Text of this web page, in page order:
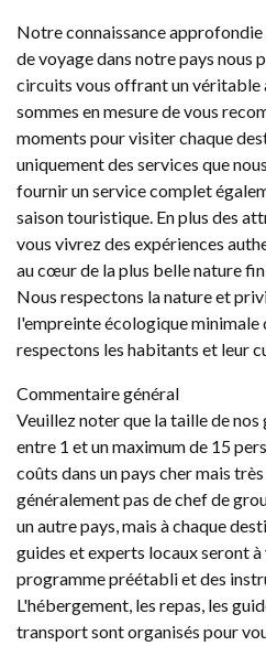
Notre connaissance
de voyage dans notre pays nous
circuits vous offrant un véritable
sommes en mesure de vous
moments pour visiter chaque
uniquement des services que
fournir un service complet
saison touristique. En plus des
vous vivrez des expériences
au cœur de la plus belle nature
Nous respectons la nature et
l'empreinte écologique minimale
respectons les habitants et leur
Commentaire général
Veuillez noter que la taille de
entre 1 et un maximum de 15
coûts dans un pays cher mais
généralement pas de chef de
un autre pays, mais à chaque
guides et experts locaux seront
programme préétabli et des
L'hébergement, les repas, les
transport sont organisés pour